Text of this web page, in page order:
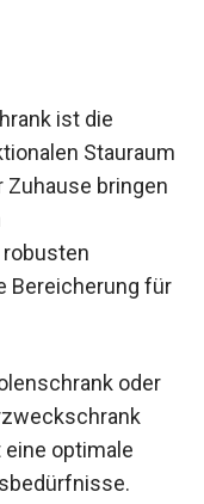
ist die
Stauraum
Zuhause bringen
Bereicherung für
oder
optimale